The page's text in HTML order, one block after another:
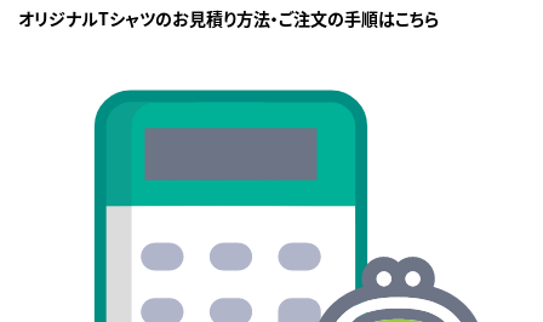
オリジナルTシャツのお見積り方法・ご注文の手順はこちら